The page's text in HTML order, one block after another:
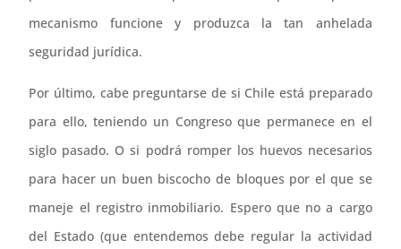
mecanismo funcione y produzca la tan anhelada
seguridad jurídica.
Por último, cabe preguntarse de si Chile está preparado
para ello, teniendo un Congreso que permanece en el
siglo pasado. O si podrá romper los huevos necesarios
para hacer un buen biscocho de bloques por el que se
maneje el registro inmobiliario. Espero que no a cargo
del Estado (que entendemos debe regular la actividad